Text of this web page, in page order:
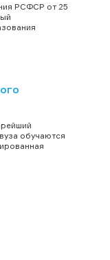
РСФСР от 25
обучаются